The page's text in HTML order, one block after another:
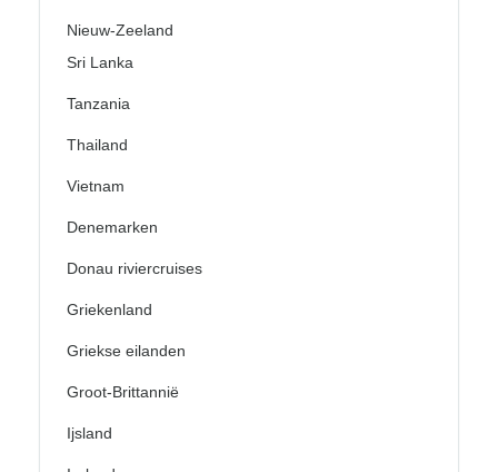
Nieuw-Zeeland
Sri Lanka
Tanzania
Thailand
Vietnam
Denemarken
Donau riviercruises
Griekenland
Griekse eilanden
Groot-Brittannië
Ijsland